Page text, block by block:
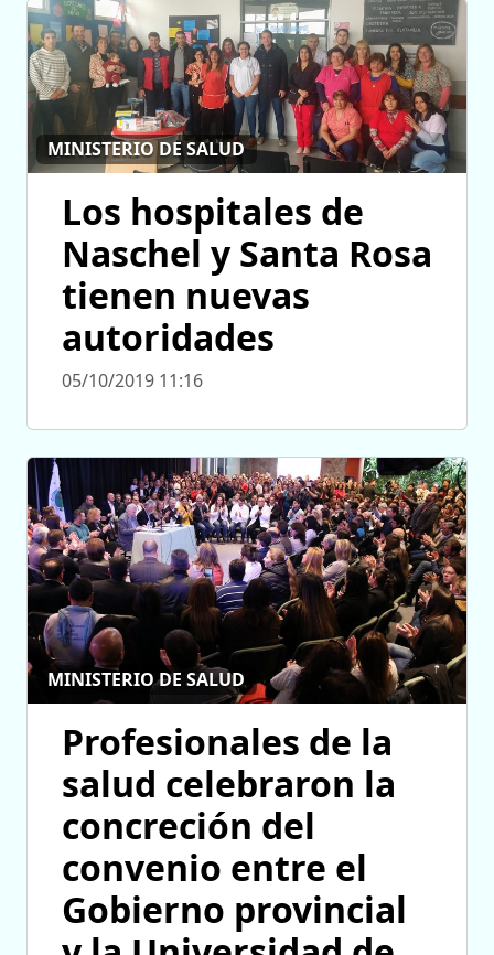
MINISTERIO DE SALUD
Los hospitales de
Naschel y Santa Rosa
tienen nuevas
autoridades
05/10/2019 11:16
MINISTERIO DE SALUD
Profesionales de la
salud celebraron la
concreción del
convenio entre el
Gobierno provincial